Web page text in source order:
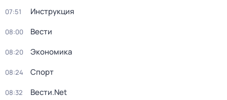
07:51 Инструкция
08:00 Вести
08:20 Экономика
08:24 Спорт
08:32 Вести.Net